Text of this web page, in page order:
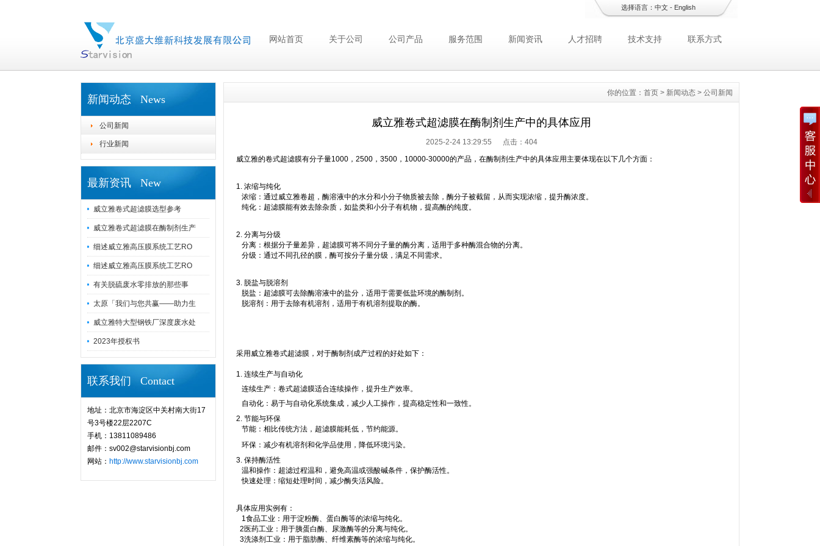
选择语言： 中文- English
网站首页 关于公司 公司产品 服务范围 新闻资讯 人才招聘 技术支持 联系方式
新闻动态 News
公司新闻
行业新闻
最新资讯 New
威立雅卷式超滤膜选型参考
威立雅卷式超滤膜在酶制剂生产
细述威立雅高压膜系统工艺RO
细述威立雅高压膜系统工艺RO
有关脱硫废水零排放的那些事
太原「我们与您共赢——助力生
威立雅特大型钢铁厂深度废水处
2023年授权书
联系我们 Contact
地址：北京市海淀区中关村南大街17
号3号楼22层2207C
手机：13811089486
邮件：sv002@starvisionbj.com
网站： http://www.starvisionbj.com
你的位置： 首页 > 新闻动态 > 公司新闻
威立雅卷式超滤膜在酶制剂生产中的具体应用
2025-2-24 13:29:55 点击： 404
威立雅的卷式超滤膜有分子量1000，2500，3500，10000-30000的产品，在酶制剂生产中的具体应用主要体现在以下几个方面：
1. 浓缩与纯化
浓缩：通过威立雅卷超，酶溶液中的水分和小分子物质被去除，酶分子被截留，从而实现浓缩，提升酶浓度。
纯化：超滤膜能有效去除杂质，如盐类和小分子有机物，提高酶的纯度。
2. 分离与分级
分离：根据分子量差异，超滤膜可将不同分子量的酶分离，适用于多种酶混合物的分离。
分级：通过不同孔径的膜，酶可按分子量分级，满足不同需求。
3. 脱盐与脱溶剂
脱盐：超滤膜可去除酶溶液中的盐分，适用于需要低盐环境的酶制剂。
脱溶剂：用于去除有机溶剂，适用于有机溶剂提取的酶。
采用威立雅卷式超滤膜，对于酶制剂成产过程的好处如下：
1. 连续生产与自动化
连续生产：卷式超滤膜适合连续操作，提升生产效率。
自动化：易于与自动化系统集成，减少人工操作，提高稳定性和一致性。
2. 节能与环保
节能：相比传统方法，超滤膜能耗低，节约能源。
环保：减少有机溶剂和化学品使用，降低环境污染。
3. 保持酶活性
温和操作：超滤过程温和，避免高温或强酸碱条件，保护酶活性。
快速处理：缩短处理时间，减少酶失活风险。
具体应用实例有：
1食品工业：用于淀粉酶、蛋白酶等的浓缩与纯化。
2医药工业：用于胰蛋白酶、尿激酶等的分离与纯化。
3洗涤剂工业：用于脂肪酶、纤维素酶等的浓缩与纯化。